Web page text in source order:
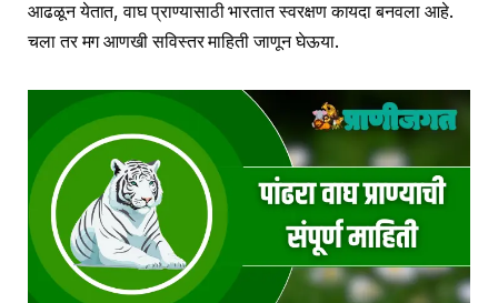
आढळून येतात, वाघ प्राण्यासाठी भारतात स्वरक्षण कायदा बनवला आहे.
चला तर मग आणखी सविस्तर माहिती जाणून घेऊया.